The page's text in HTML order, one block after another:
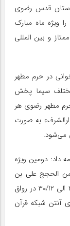
آستان قدس رضوی
ویژه ماه مبارک
و بین المللی
در حرم مطهر
سیما پخش
مطهر رضوی هر
به صورت
می‌شود.
داد: دومین ویژه
الحجج علی بن
موسی الرضا(ع) به صورت روزانه از ساعت ۲۰/۱۱ الی ۳۰/۱۲ در رواق
آنتن شبکه قرآن